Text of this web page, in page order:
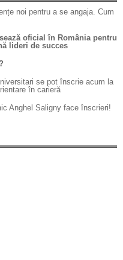
noi pentru a se angaja. Cum
oficial în România pentru
lideri de succes
se pot înscrie acum la
în carieră
Anghel Saligny face înscrieri!